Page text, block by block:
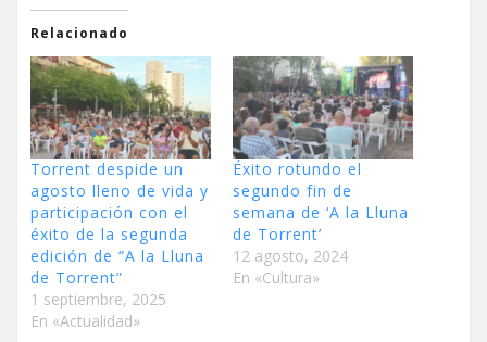
Relacionado
Torrent despide un
agosto lleno de vida y
participación con el
éxito de la segunda
edición de “A la Lluna
de Torrent”
1 septiembre, 2025
En «Actualidad»
Éxito rotundo el
segundo fin de
semana de ‘A la Lluna
de Torrent’
12 agosto, 2024
En «Cultura»